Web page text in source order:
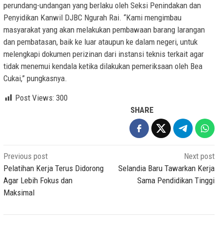
perundang-undangan yang berlaku oleh Seksi Penindakan dan
Penyidikan Kanwil DJBC Ngurah Rai. “Kami mengimbau
masyarakat yang akan melakukan pembawaan barang larangan
dan pembatasan, baik ke luar ataupun ke dalam negeri, untuk
melengkapi dokumen perizinan dari instansi teknis terkait agar
tidak menemui kendala ketika dilakukan pemeriksaan oleh Bea
Cukai,” pungkasnya.
Post Views: 300
SHARE
Post
navigation
Previous post
Pelatihan Kerja Terus Didorong
Agar Lebih Fokus dan
Maksimal
Next post
Selandia Baru Tawarkan Kerja
Sama Pendidikan Tinggi